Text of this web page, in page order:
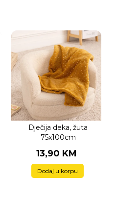
Dječija deka, žuta
75x100cm
13,90 KM
Dodaj u korpu